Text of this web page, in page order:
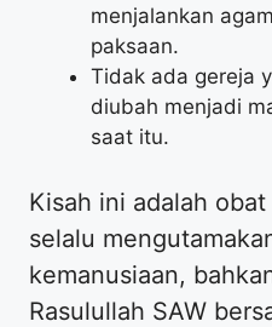
menjalankan
paksaan.
Tidak ada gereja
diubah menjadi
saat itu.
Kisah ini adalah
selalu
kemanusiaan,
Rasulullah SAW